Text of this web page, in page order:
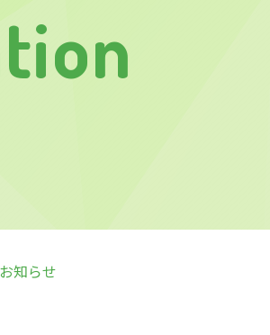
知らせ